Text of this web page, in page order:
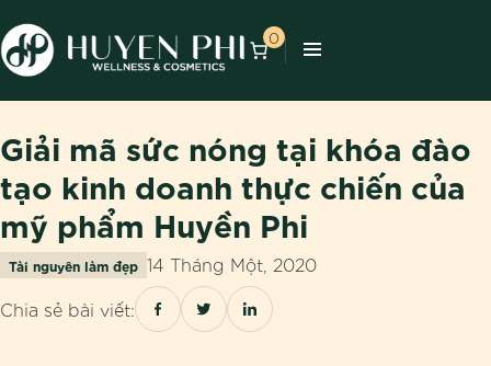
0
Giải mã sức nóng tại khóa đào
tạo kinh doanh thực chiến của
mỹ phẩm Huyền Phi
Tài nguyên làm đẹp 14 Tháng Một, 2020
Chia sẻ bài viết: